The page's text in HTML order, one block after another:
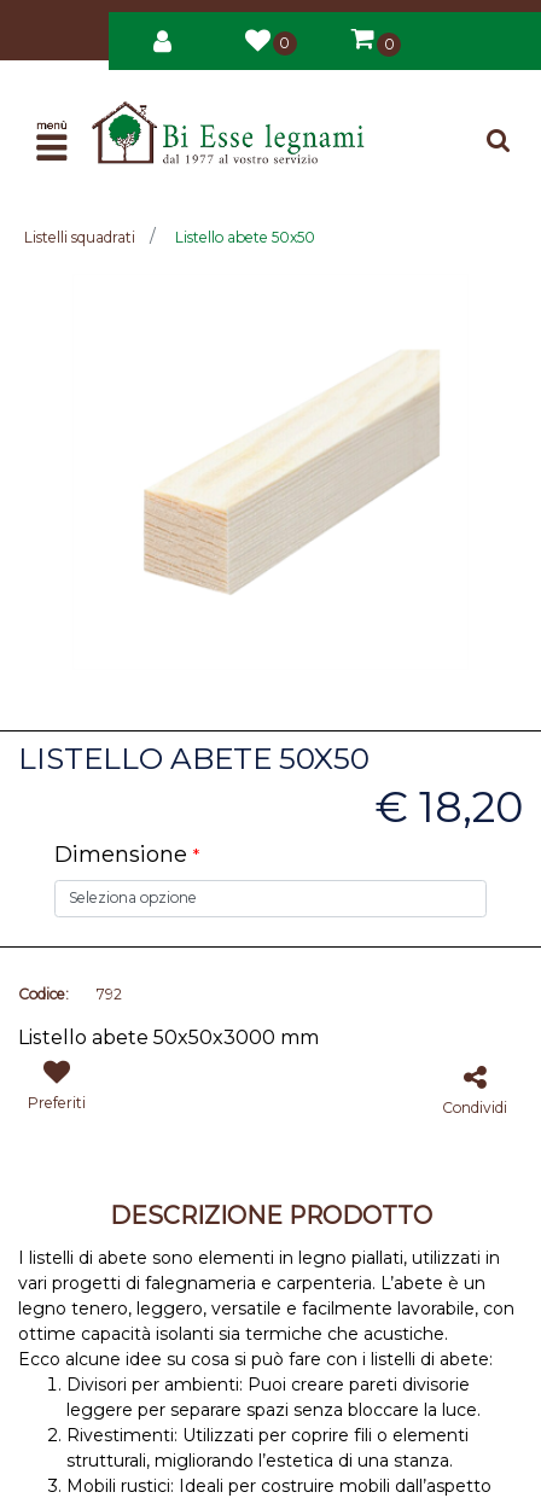
0 0
Open
Listelli squadrati Listello abete 50x50
LISTELLO ABETE 50X50
€ 18,20
Dimensione *
Codice: 792
Listello abete 50x50x3000 mm
Preferiti Condividi
DESCRIZIONE PRODOTTO
I listelli di abete sono elementi in legno piallati, utilizzati in
vari progetti di falegnameria e carpenteria. L’abete è un
legno tenero, leggero, versatile e facilmente lavorabile, con
ottime capacità isolanti sia termiche che acustiche.
Ecco alcune idee su cosa si può fare con i listelli di abete:
Divisori per ambienti: Puoi creare pareti divisorie
leggere per separare spazi senza bloccare la luce.
Rivestimenti: Utilizzati per coprire fili o elementi
strutturali, migliorando l’estetica di una stanza.
Mobili rustici: Ideali per costruire mobili dall’aspetto